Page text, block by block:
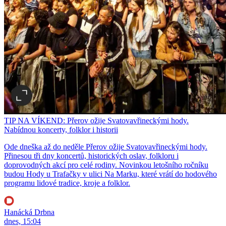
TIP NA VÍKEND: Přerov ožije Svatovavřineckými hody.
Nabídnou koncerty, folklor i historii
Ode dneška až do neděle Přerov ožije Svatovavřineckými hody.
Přinesou tři dny koncertů, historických oslav, folkloru i
doprovodných akcí pro celé rodiny. Novinkou letošního ročníku
budou Hody u Trafačky v ulici Na Marku, které vrátí do hodového
programu lidové tradice, kroje a folklor.
Hanácká Drbna
dnes, 15:04